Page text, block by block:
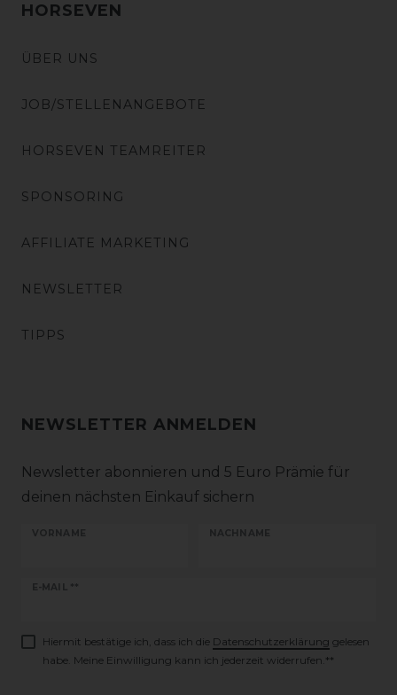
HORSEVEN
ÜBER UNS
JOB/STELLENANGEBOTE
HORSEVEN TEAMREITER
SPONSORING
AFFILIATE MARKETING
NEWSLETTER
TIPPS
NEWSLETTER ANMELDEN
Newsletter abonnieren und 5 Euro Prämie für
deinen nächsten Einkauf sichern
VORNAME NACHNAME
E-MAIL **
Newsletter
Hiermit bestätige ich, dass ich die Daten­schutz­erklärung gelesen
habe. Meine Einwilligung kann ich jederzeit widerrufen.**